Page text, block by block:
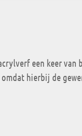
een keer
hierbij de